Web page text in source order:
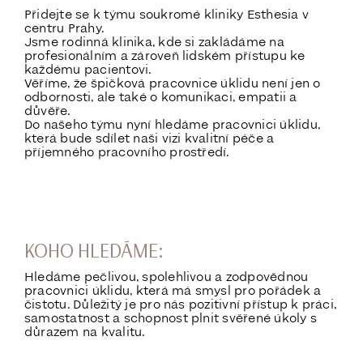
Přidejte se k týmu soukromé kliniky Esthesia v
centru Prahy.
Jsme rodinná klinika, kde si zakládáme na
profesionálním a zároveň lidském přístupu ke
každému pacientovi.
Věříme, že špičková pracovnice úklidu není jen o
odbornosti, ale také o komunikaci, empatii a
důvěře.
Do našeho týmu nyní hledáme pracovnici úklidu,
která bude sdílet naši vizi kvalitní péče a
příjemného pracovního prostředí.
KOHO HLEDÁME:
Hledáme pečlivou, spolehlivou a zodpovědnou
pracovnici úklidu, která má smysl pro pořádek a
čistotu. Důležitý je pro nás pozitivní přístup k práci,
samostatnost a schopnost plnit svěřené úkoly s
důrazem na kvalitu.